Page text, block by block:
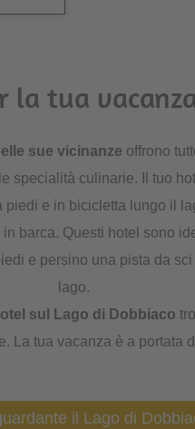
la tua
sue vicinanze offrono
specialità culinarie. Il tuo
e in bicicletta lungo il
barca. Questi hotel sono
e persino una pista da
lago.
sul Lago di Dobbiaco
La tua vacanza è a portata
il Lago di